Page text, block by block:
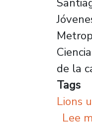
de la
Tags
Lions
Lee